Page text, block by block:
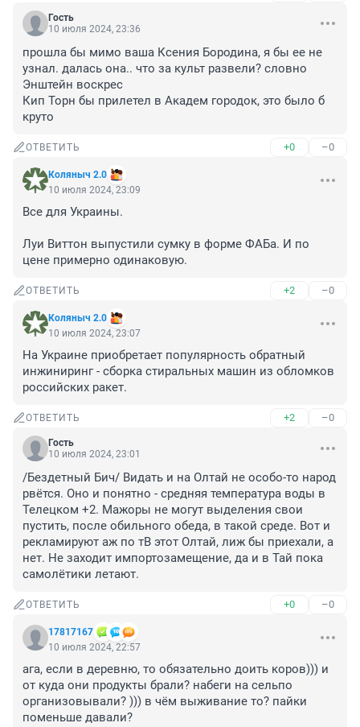
Гость
10 июля 2024, 23:36
прошла бы мимо ваша Ксения Бородина, я бы ее не
узнал. далась она.. что за культ развели? словно
Энштейн воскрес
Кип Торн бы прилетел в Академ городок, это было б
круто
ОТВЕТИТЬ +0 –0
Коляныч 2.0
10 июля 2024, 23:09
Все для Украины.
Луи Виттон выпустили сумку в форме ФАБа. И по
цене примерно одинаковую.
ОТВЕТИТЬ +2 –0
Коляныч 2.0
10 июля 2024, 23:07
На Украине приобретает популярность обратный
инжиниринг - сборка стиральных машин из обломков
российских ракет.
ОТВЕТИТЬ +2 –0
Гость
10 июля 2024, 23:01
/Бездетный Бич/ Видать и на Олтай не особо-то народ
рвётся. Оно и понятно - средняя температура воды в
Телецком +2. Мажоры не могут выделения свои
пустить, после обильного обеда, в такой среде. Вот и
рекламируют аж по тВ этот Олтай, лиж бы приехали, а
нет. Не заходит импортозамещение, да и в Тай пока
самолётики летают.
ОТВЕТИТЬ +0 –0
17817167
10 июля 2024, 22:57
ага, если в деревню, то обязательно доить коров))) и
от куда они продукты брали? набеги на сельпо
организовывали? ))) в чём выживание то? пайки
поменьше давали?